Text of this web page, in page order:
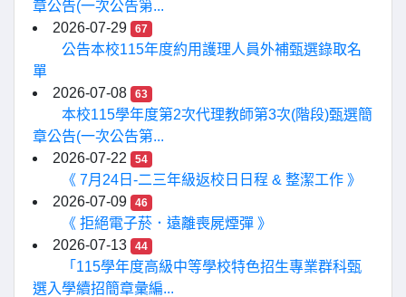
章公告(一次公告第...
2026-07-29
67
公告本校115年度約用護理人員外補甄選錄取名
單
2026-07-08
63
本校115學年度第2次代理教師第3次(階段)甄選簡
章公告(一次公告第...
2026-07-22
54
《 7月24日-二三年級返校日日程 & 整潔工作 》
2026-07-09
46
《 拒絕電子菸．遠離喪屍煙彈 》
2026-07-13
44
「115學年度高級中等學校特色招生專業群科甄
選入學續招簡章彙編...